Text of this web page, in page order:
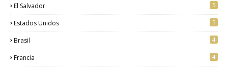
El Salvador 5
Estados Unidos 5
Brasil 4
Francia 4